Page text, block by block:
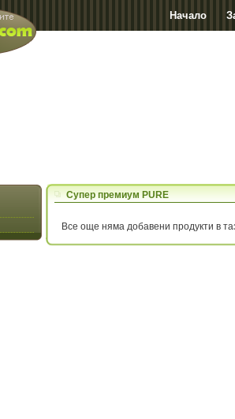
Начало
Супер премиум PURE
Все още няма добавени продукти в